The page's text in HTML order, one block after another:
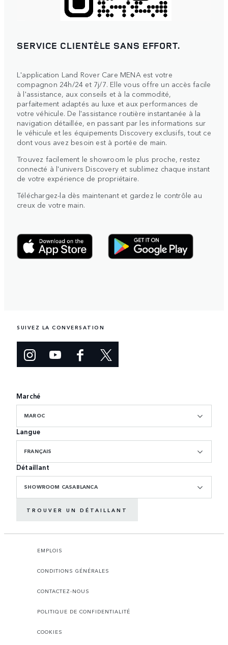
SERVICE CLIENTÈLE SANS EFFORT.
L'application Land Rover Care MENA est votre
compagnon 24h/24 et 7j/7. Elle vous offre un accès facile
à l'assistance, aux conseils et à la commodité,
parfaitement adaptés au luxe et aux performances de
votre véhicule. De l'assistance routière instantanée à la
navigation détaillée, en passant par les informations sur
le véhicule et les équipements Discovery exclusifs, tout ce
dont vous avez besoin est à portée de main.
Trouvez facilement le showroom le plus proche, restez
connecté à l'univers Discovery et sublimez chaque instant
de votre expérience de propriétaire.
Téléchargez-la dès maintenant et gardez le contrôle au
creux de votre main.
SUIVEZ LA CONVERSATION
Marché
MAROC
Langue
FRANÇAIS
Détaillant
SHOWROOM CASABLANCA
TROUVER UN DÉTAILLANT
EMPLOIS
CONDITIONS GÉNÉRALES
CONTACTEZ-NOUS
POLITIQUE DE CONFIDENTIALITÉ
COOKIES